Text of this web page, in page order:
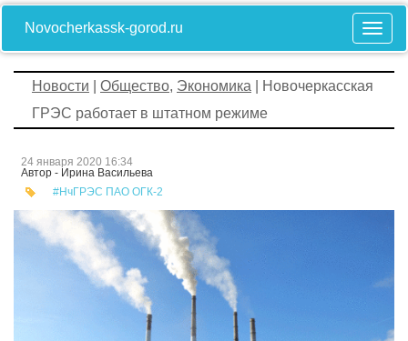
Novocherkassk-gorod.ru
Новости Общество, Экономика | Новочеркасская
ГРЭС работает в штатном режиме
24 января 2020 16:34
Автор - Ирина Васильева
#НчГРЭС ПАО ОГК-2